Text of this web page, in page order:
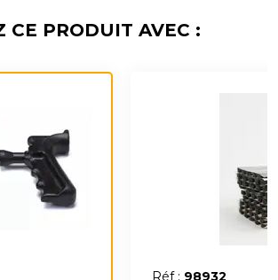
CE PRODUIT AVEC :
Réf : 98932